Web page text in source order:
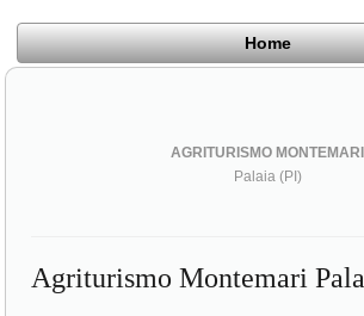
Home
AGRITURISMO MONTEMARI
Palaia (PI)
Agriturismo Montemari